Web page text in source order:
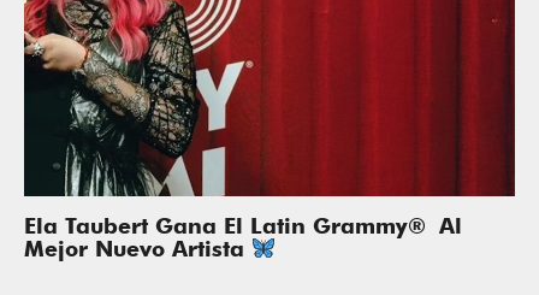
Ela Taubert Gana El Latin Grammy® Al
Mejor Nuevo Artista